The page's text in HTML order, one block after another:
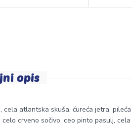
opis
atlantska skuša, ćureća jetra,
crveno sočivo, ceo pinto pasulj,